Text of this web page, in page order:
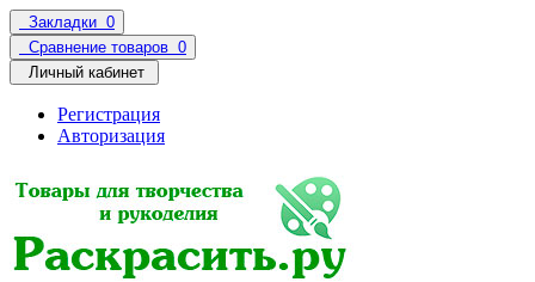
Закладки 0
Сравнение товаров 0
Личный кабинет
Регистрация
Авторизация